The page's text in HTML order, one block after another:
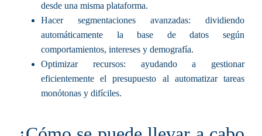
desde una misma plataforma.
Hacer segmentaciones avanzadas: dividiendo
automáticamente la base de datos según
comportamientos, intereses y demografía.
Optimizar recursos: ayudando a gestionar
eficientemente el presupuesto al automatizar tareas
monótonas y difíciles.